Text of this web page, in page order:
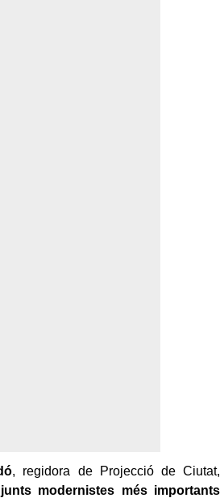
, regidora de Projecció de Ciutat,
modernistes més importants